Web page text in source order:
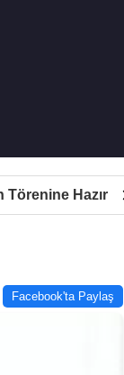
Törenine Hazır
Facebook'ta Paylaş